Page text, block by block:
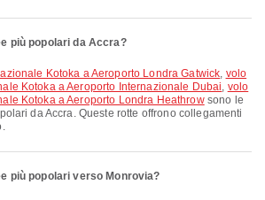
più popolari da Accra?
Kotoka a Aeroporto Londra Gatwick, volo
Kotoka a Aeroporto Internazionale Dubai, volo
Kotoka a Aeroporto Londra Heathrowsono le
da Accra. Queste rotte offrono collegamenti
più popolari verso Monrovia?